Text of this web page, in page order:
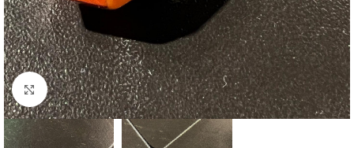
Click to enlarge